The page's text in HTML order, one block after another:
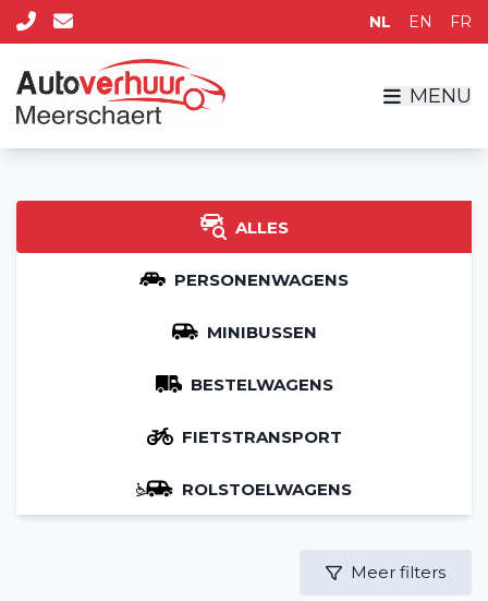
NL EN FR
MENU
ALLES
PERSONENWAGENS
MINIBUSSEN
BESTELWAGENS
FIETSTRANSPORT
ROLSTOELWAGENS
Meer filters